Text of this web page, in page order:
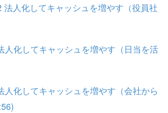
法人化してキャッシュを増やす（役員社
人化してキャッシュを増やす（日当を活
人化してキャッシュを増やす（会社から